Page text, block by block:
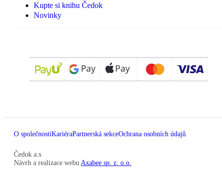
Kupte si knihu Čedok
Novinky
O společnostiKariéraPartnerská sekceOchrana osobních údajů
Čedok a.s
Návrh a realizace webu Axabee sp. z. o.o.